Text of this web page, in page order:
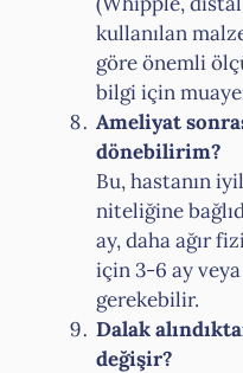
kullanılan
göre önemli
bilgi için
Ameliyat
dönebilirim?
Bu, hastanın
niteliğine
ay, daha ağır
için 3-6 ay
gerekebilir.
Dalak
değişir?